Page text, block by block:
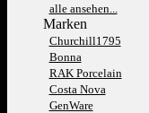
alle ansehen...
Marken
Churchill1795
Bonna
RAK Porcelain
Costa Nova
GenWare